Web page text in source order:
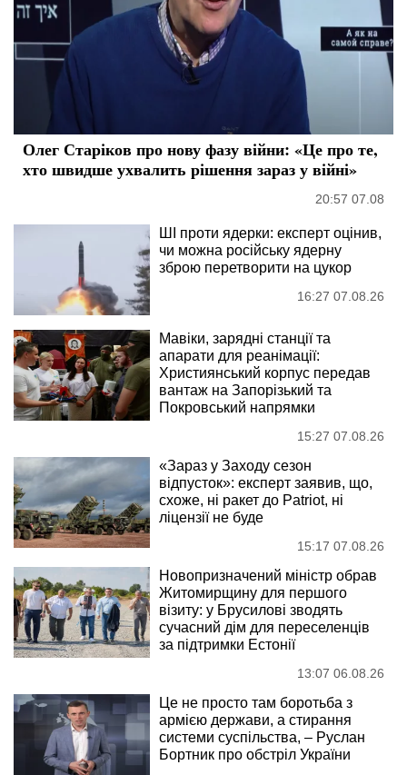
Олег Старіков про нову фазу війни: «Це про те,
хто швидше ухвалить рішення зараз у війні»
20:57 07.08
ШІ проти ядерки: експерт оцінив,
чи можна російську ядерну
зброю перетворити на цукор
16:27 07.08.26
Мавіки, зарядні станції та
апарати для реанімації:
Християнський корпус передав
вантаж на Запорізький та
Покровський напрямки
15:27 07.08.26
«Зараз у Заходу сезон
відпусток»: експерт заявив, що,
схоже, ні ракет до Patriot, ні
ліцензії не буде
15:17 07.08.26
Новопризначений міністр обрав
Житомирщину для першого
візиту: у Брусилові зводять
сучасний дім для переселенців
за підтримки Естонії
13:07 06.08.26
Це не просто там боротьба з
армією держави, а стирання
системи суспільства, – Руслан
Бортник про обстріл України